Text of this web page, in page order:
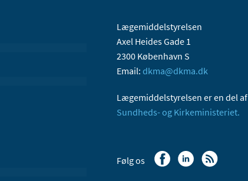
Lægemiddelstyrelsen
Axel Heides Gade 1
2300 København S
Email: dkma@dkma.dk
Lægemiddelstyrelsen er en del af
Sundheds- og Kirkeministeriet.
Følg os